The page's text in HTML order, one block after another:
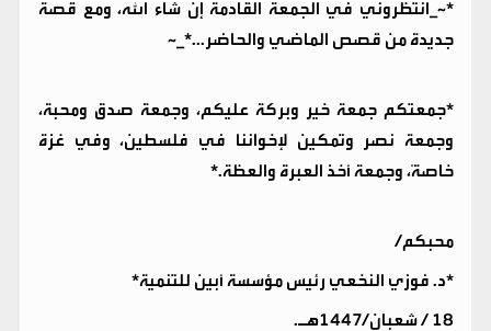
*~_انتظروني في الجمعة القادمة إن شاء الله، ومع قصة
جديدة من قصص الماضي والحاضر...*_~
*جمعتكم جمعة خير وبركة عليكم، وجمعة صدق ومحبة،
وجمعة نصر وتمكين لإخواننا في فلسطين، وفي غزة
خاصةً، وجمعة أخذ العبرة والعظة.*
محبكم/
*د. فوزي النخعي رئيس مؤسسة أبين للتنمية*
18 / شعبان/1447هـ.